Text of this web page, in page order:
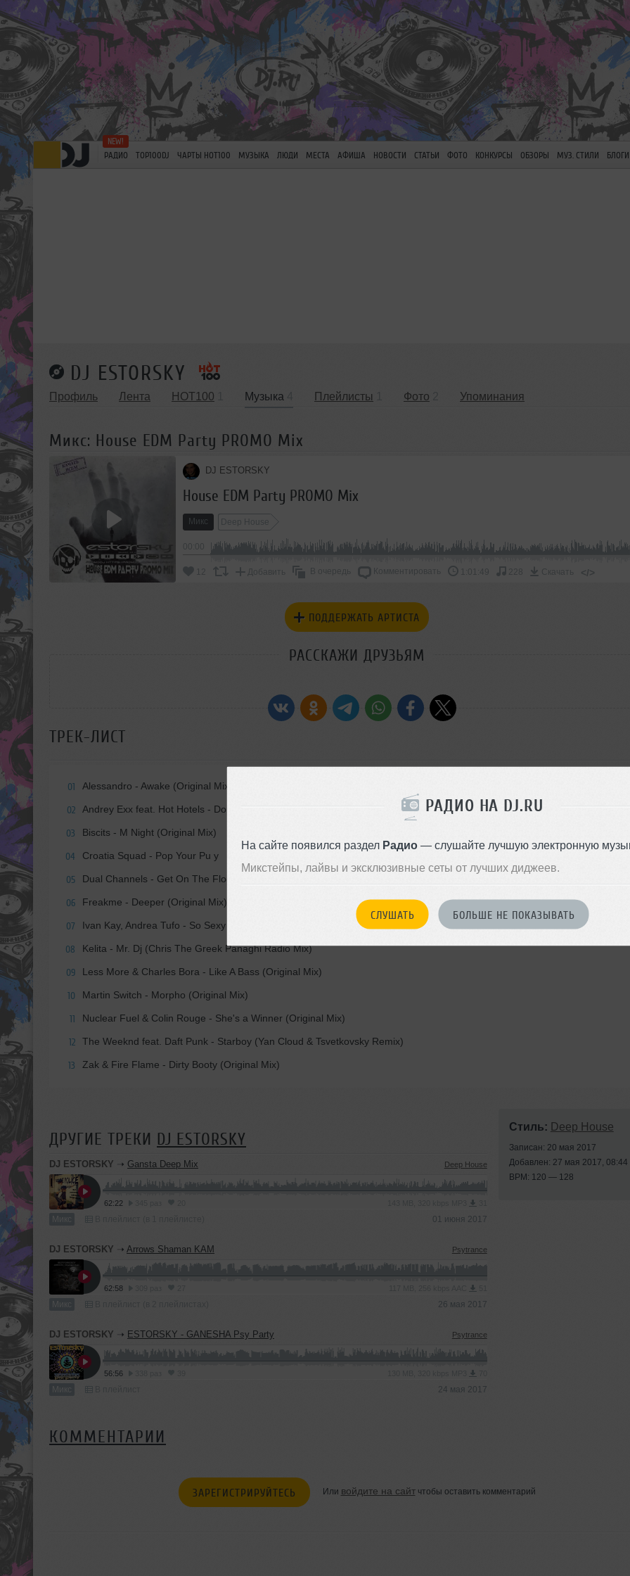
РАДИО НА DJ.RU
На сайте появился раздел Радио— слушайте лучшую электронную
Микстейпы, лайвы и эксклюзивные сеты от лучших диджеев.
СЛУШАТЬ БОЛЬШЕ НЕ ПОКАЗЫВАТЬ
РАДИО TOP100DJ ЧАРТЫ HOT100 МУЗЫКА ЛЮДИ МЕСТА АФИША НОВОСТИ СТАТЬИ ФОТО КОНКУРСЫ ОБЗОРЫ МУЗ. СТИЛИ БЛОГИ
DJ ESTORSKY
Профиль Лента HOT100 Музыка Плейлисты Фото Упоминания
Микс: House EDM Party PROMO Mix
DJ ESTORSKY
House EDM Party PROMO Mix
Микс Deep House
12 Добавить В очередь Комментировать 1:01:49 228 Скачать </>
ПОДДЕРЖАТЬ АРТИСТА
РАССКАЖИ ДРУЗЬЯМ
ТРЕК-ЛИСТ
01 Alessandro - Awake (Original Mix)
02 Andrey Exx feat. Hot Hotels - Don t Stop (Original Mix)
03 Biscits - M Night (Original Mix)
04 Croatia Squad - Pop Your Pu y
05 Dual Channels - Get On The Floor (Original Club Mix)
06 Freakme - Deeper (Original Mix)
07 Ivan Kay, Andrea Tufo - So Sexy (Original Mix)
08 Kelita - Mr. Dj (Chris The Greek Panaghi Radio Mix)
09 Less More & Charles Bora - Like A Bass (Original Mix)
10 Martin Switch - Morpho (Original Mix)
11 Nuclear Fuel & Colin Rouge - She's a Winner (Original Mix)
12 The Weeknd feat. Daft Punk - Starboy (Yan Cloud & Tsvetkovsky Remix)
13 Zak & Fire Flame - Dirty Booty (Original Mix)
ДРУГИЕ ТРЕКИ DJ ESTORSKY
DJ ESTORSKY ➝ Gansta Deep Mix Deep House
62:22
Микс 01 июня 2017
DJ ESTORSKY ➝ Arrows Shaman KAM Psytrance
62:58
Микс 26 мая 2017
DJ ESTORSKY ➝ ESTORSKY - GANESHA Psy Party Psytrance
56:56
Микс 24 мая 2017
Стиль: Deep House
Записан: 20 мая 2017
Добавлен: 27 мая 2017, 08:44
BPM: 120 — 128
КОММЕНТАРИИ
ЗАРЕГИСТРИРУЙТЕСЬ Или войдите на сайтчтобы оставить комментарий